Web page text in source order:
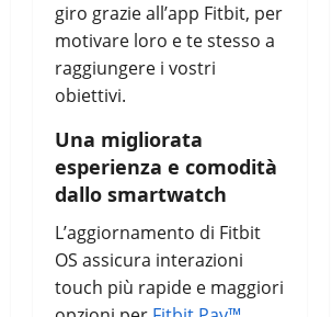
giro grazie all’app Fitbit, per
motivare loro e te stesso a
raggiungere i vostri
obiettivi.
Una migliorata
esperienza e comodità
dallo smartwatch
L’aggiornamento di Fitbit
OS assicura interazioni
touch più rapide e maggiori